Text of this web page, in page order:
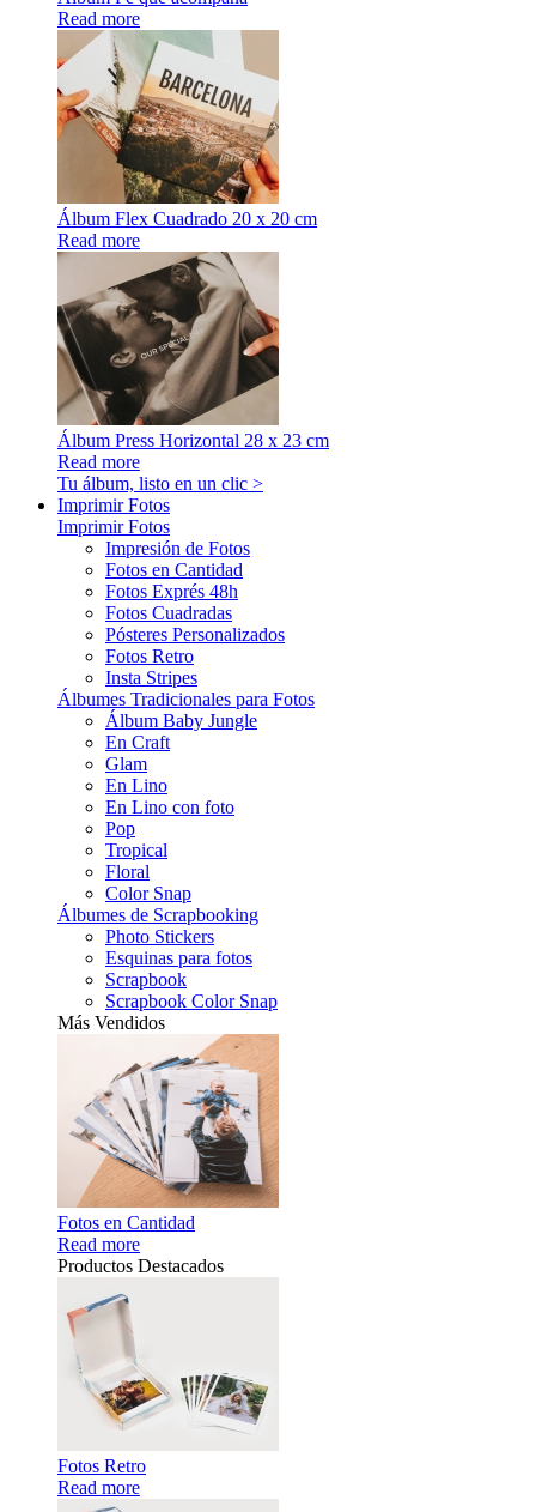
Read more
Álbum Flex Cuadrado 20 x 20 cm
Read more
Álbum Press Horizontal 28 x 23 cm
Read more
Tu álbum, listo en un clic >
Imprimir Fotos
Imprimir Fotos
Impresión de Fotos
Fotos en Cantidad
Fotos Exprés 48h
Fotos Cuadradas
Pósteres Personalizados
Fotos Retro
Insta Stripes
Álbumes Tradicionales para Fotos
Álbum Baby Jungle
En Craft
Glam
En Lino
En Lino con foto
Pop
Tropical
Floral
Color Snap
Álbumes de Scrapbooking
Photo Stickers
Esquinas para fotos
Scrapbook
Scrapbook Color Snap
Más Vendidos
Fotos en Cantidad
Read more
Productos Destacados
Fotos Retro
Read more